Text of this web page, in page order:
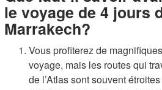
le voyage de 4 jours
Marrakech?
Vous profiterez de
voyage, mais les routes qui
de l’Atlas sont souvent